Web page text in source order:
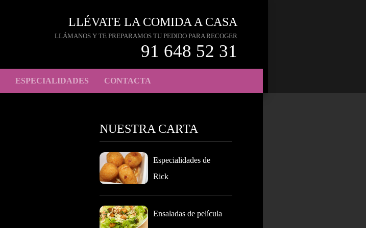
LLÉVATE LA COMIDA A CASA
LLÁMANOS Y TE PREPARAMOS TU PEDIDO PARA RECOGER
91 648 52 31
ESPECIALIDADES CONTACTA
NUESTRA CARTA
Especialidades de
Rick
Ensaladas de película